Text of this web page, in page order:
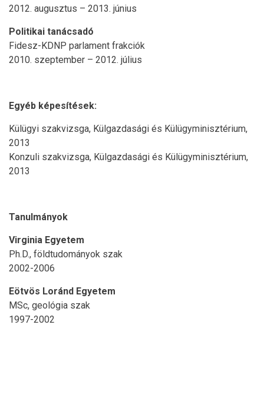
2012. augusztus – 2013. június
Politikai tanácsadó
Fidesz-KDNP parlament frakciók
2010. szeptember – 2012. július
Egyéb képesítések:
Külügyi szakvizsga, Külgazdasági és Külügyminisztérium,
2013
Konzuli szakvizsga, Külgazdasági és Külügyminisztérium,
2013
Tanulmányok
Virginia Egyetem
Ph.D., földtudományok szak
2002-2006
Eötvös Loránd Egyetem
MSc, geológia szak
1997-2002